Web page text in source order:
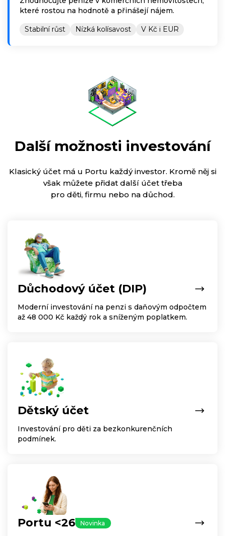
které rostou na hodnotě a přinášejí nájem.
Stabilní růst Nízká kolísavost V Kč i EUR
Další možnosti investování
Klasický účet má u Portu každý investor. Kromě něj si
však můžete přidat další účet třeba
pro děti, firmu nebo na důchod.
Důchodový účet (DIP)
Moderní investování na penzi s daňovým odpočtem
až 48 000 Kč každý rok a sníženým poplatkem.
Dětský účet
Investování pro děti za bezkonkurenčních
podmínek.
Portu <26 Novinka